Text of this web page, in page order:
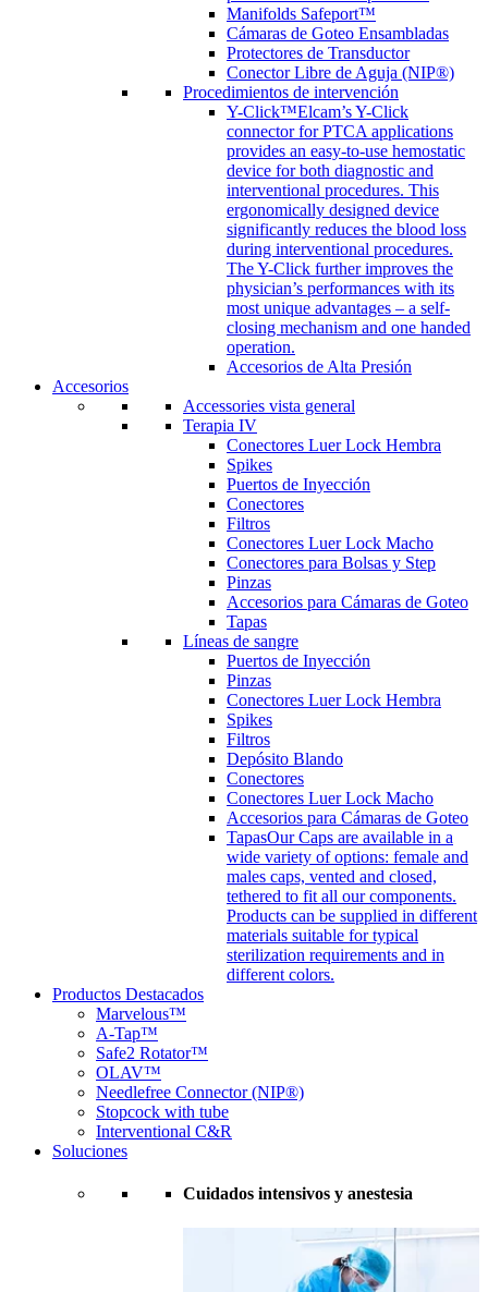
Manifolds Safeport™
Cámaras de Goteo Ensambladas
Protectores de Transductor
Conector Libre de Aguja (NIP®)
Procedimientos de intervención
Y-Click™Elcam’s Y-Click
connector for PTCA applications
provides an easy-to-use hemostatic
device for both diagnostic and
interventional procedures. This
ergonomically designed device
significantly reduces the blood loss
during interventional procedures.
The Y-Click further improves the
physician’s performances with its
most unique advantages – a self-
closing mechanism and one handed
operation.
Accesorios de Alta Presión
Accesorios
Accessories vista general
Terapia IV
Conectores Luer Lock Hembra
Spikes
Puertos de Inyección
Conectores
Filtros
Conectores Luer Lock Macho
Conectores para Bolsas y Step
Pinzas
Accesorios para Cámaras de Goteo
Tapas
Líneas de sangre
Puertos de Inyección
Pinzas
Conectores Luer Lock Hembra
Spikes
Filtros
Depósito Blando
Conectores
Conectores Luer Lock Macho
Accesorios para Cámaras de Goteo
TapasOur Caps are available in a
wide variety of options: female and
males caps, vented and closed,
tethered to fit all our components.
Products can be supplied in different
materials suitable for typical
sterilization requirements and in
different colors.
Productos Destacados
Marvelous™
A-Tap™
Safe2 Rotator™
OLAV™
Needlefree Connector (NIP®)
Stopcock with tube
Interventional C&R
Soluciones
Cuidados intensivos y anestesia